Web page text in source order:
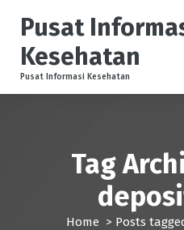
o
Pusat
Kesehatan
Pusat Informasi Kesehatan
Tag
Home > Posts